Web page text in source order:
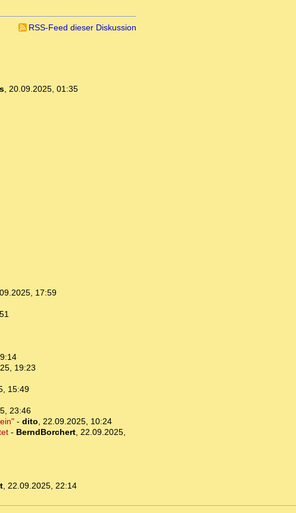
RSS-Feed dieser Diskussion
, 20.09.2025, 01:35
17:59
19:23
15:49
23:46
- dito, 22.09.2025, 10:24
- BerndBorchert, 22.09.2025,
, 22.09.2025, 22:14